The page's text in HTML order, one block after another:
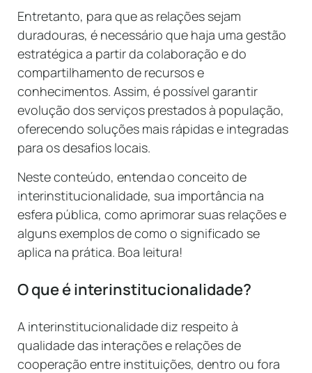
Entretanto, para que as relações sejam
duradouras, é necessário que haja uma gestão
estratégica a partir da colaboração e do
compartilhamento de recursos e
conhecimentos. Assim, é possível garantir
evolução dos serviços prestados à população,
oferecendo soluções mais rápidas e integradas
para os desafios locais.
Neste conteúdo, entenda o conceito de
interinstitucionalidade, sua importância na
esfera pública, como aprimorar suas relações e
alguns exemplos de como o significado se
aplica na prática. Boa leitura!
O que é interinstitucionalidade?
A interinstitucionalidade diz respeito à
qualidade das interações e relações de
cooperação entre instituições, dentro ou fora